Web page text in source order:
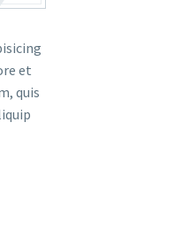
et
quis